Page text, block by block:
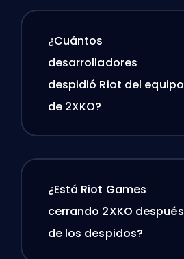
¿Cuántos
desarrolladores
despidió Riot del equipo
de 2XKO?
¿Está Riot Games
cerrando 2XKO después
de los despidos?